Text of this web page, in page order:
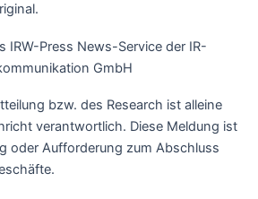
IRW-Press News-Service der IR-
GmbH
bzw. des Research ist alleine
verantwortlich. Diese Meldung ist
oder Aufforderung zum Abschluss